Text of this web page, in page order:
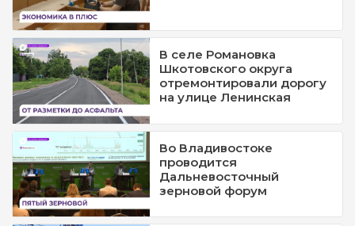
В селе Романовка
Шкотовского округа
отремонтировали дорогу
на улице Ленинская
Во Владивостоке
проводится
Дальневосточный
зерновой форум